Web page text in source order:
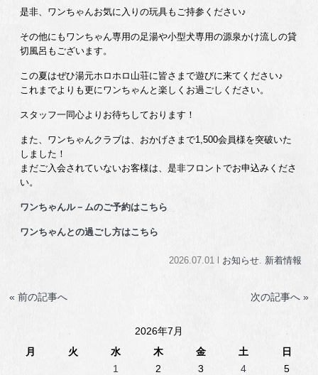
是非、ワンちゃんお気に入りの玩具もご持参ください♪
その他にもワンちゃん専用の足湯や小型犬専用の源泉かけ流しの貸
切風呂もございます。
この夏はぜひ湯元ホロホロ山荘に皆さまで遊びに来てください♪
これまでよりも更にワンちゃんと楽しくお過ごしください。
スタッフ一同心よりお待ちしております！
また、ワンちゃんクラブは、おかげさまで1,500会員様を突破いた
しました！
まだご入会されていないお客様は、是非フロントでお申込みくださ
い。
ワンちゃんル－ムのご予約はこちら
ワンちゃんとの過ごし方はこちら
2026.07.01 l お知らせ. 新着情報
« 前の記事へ 次の記事へ »
2026年7月
月
火 水 木 金 土
日
1
2 3 4
5